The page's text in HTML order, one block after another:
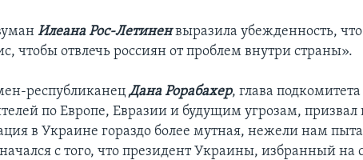
Илеана Рос-Летиненвыразила убежденность,
чтобы отвлечь россиян от проблем внутри страны».
республиканецДана Рорабахер, глава
по Европе, Евразии и будущим угрозам, призвал
в Украине гораздо более мутная, нежели нам
начался с того, что президент Украины, избранный